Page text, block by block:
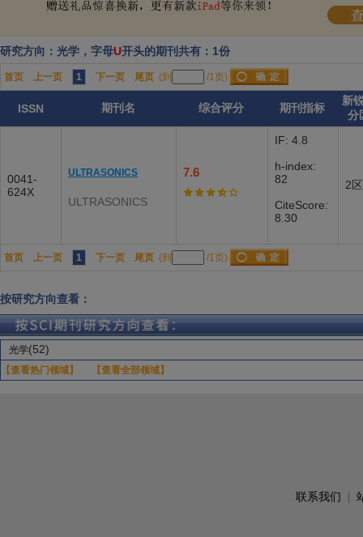
研究方向：光学，字母U开头的期刊共有：1份
首页 上一页 1 下一页 尾页 (到 /1页)
ISSN 期刊名 综合评分 期刊指标
新
分
0041-
624X
ULTRASONICS
ULTRASONICS
7.6
IF: 4.8
h-index:
82
CiteScore:
8.30
2区
首页 上一页 1 下一页 尾页 (到 /1页)
按研究方向查看：
光学(52)
【查看热门领域】 【查看全部领域】
联系我们